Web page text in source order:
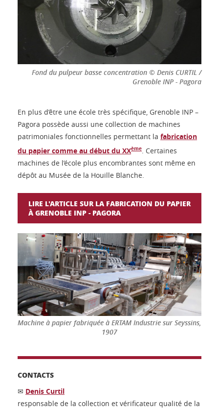
Fond du pulpeur basse concentration © Denis CURTIL /
Grenoble INP - Pagora
En plus d’être une école très spécifique, Grenoble INP –
Pagora possède aussi une collection de machines
patrimoniales fonctionnelles permettant la fabrication
du papier comme au début du XXème
. Certaines
machines de l’école plus encombrantes sont même en
dépôt au Musée de la Houille Blanche.
LIRE L'ARTICLE SUR LA FABRICATION DU PAPIER
À GRENOBLE INP - PAGORA
Machine à papier fabriquée à ERTAM Industrie sur Seyssins,
1907
CONTACTS
✉ Denis Curtil
responsable de la collection et vérificateur qualité de la